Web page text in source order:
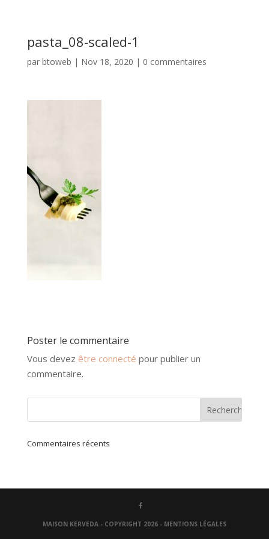
pasta_08-scaled-1
par btoweb | Nov 18, 2020 | 0 commentaires
Poster le commentaire
Vous devez être connecté pour publier un
commentaire.
Commentaires récents
MAISON KERVEDA - COPYRIGHT 2026 - MENTIONS LÉGALES